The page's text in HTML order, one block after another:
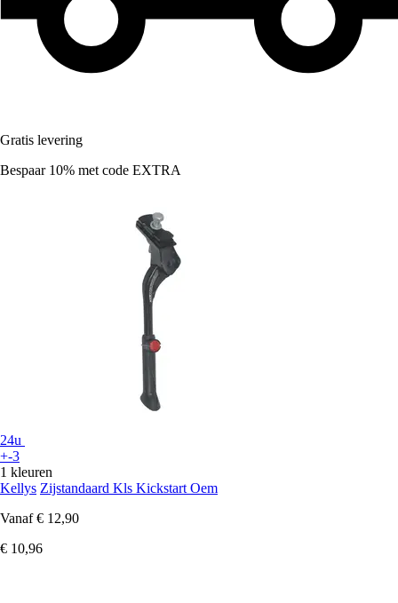
Gratis levering
Bespaar 10% met code EXTRA
24u
+-3
1 kleuren
Kellys Zijstandaard Kls Kickstart Oem
Vanaf € 12,90
€ 10,96